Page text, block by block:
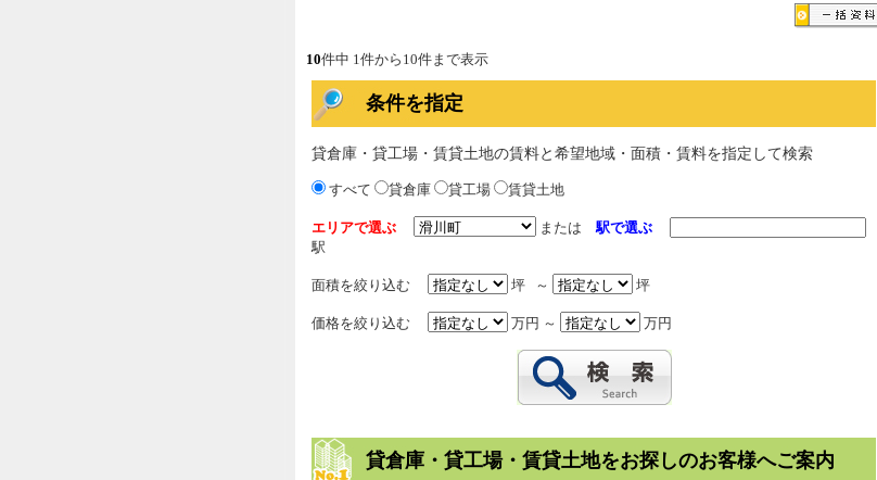
10件中 1件から10件まで表示
条件を指定
貸倉庫・貸工場・賃貸土地の賃料と希望地域・面積・賃料を指定して検索
すべて 貸倉庫 貸工場 賃貸土地
エリアで選ぶ または駅で選ぶ
駅
面積を絞り込む 坪 ～ 坪
価格を絞り込む 万円 ～ 万円
貸倉庫・貸工場・賃貸土地をお探しのお客様へご案内